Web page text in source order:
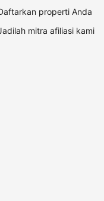
properti Anda
mitra afiliasi kami